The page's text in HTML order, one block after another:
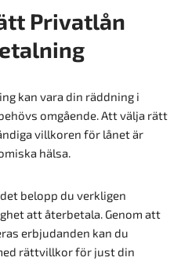
Privatlån
kan vara din räddning i
omgående. Att välja rätt
villkoren för lånet är
hälsa.
belopp du verkligen
att återbetala. Genom att
erbjudanden kan du
rättvillkor för just din